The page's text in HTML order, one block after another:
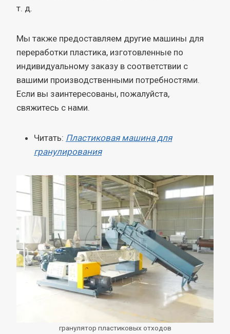
т. д.
Мы также предоставляем другие машины для
переработки пластика, изготовленные по
индивидуальному заказу в соответствии с
вашими производственными потребностями.
Если вы заинтересованы, пожалуйста,
свяжитесь с нами.
Читать: Пластиковая машина для
гранулирования
гранулятор пластиковых отходов